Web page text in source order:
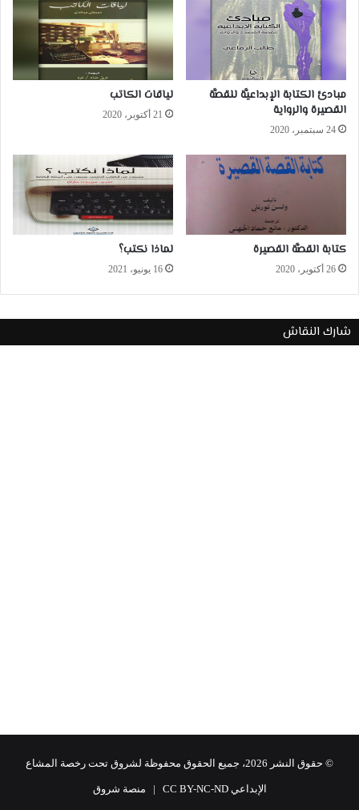
مبادئ الكتابة الإبداعيَّة للقصَّة
القصيرة والرواية
24 سبتمبر، 2020
لياقات الكاتب
21 أكتوبر، 2020
كتابة القصَّة القصيرة
26 أكتوبر، 2020
لماذا نكتب؟
16 يونيو، 2021
شارك النقاش
© حقوق النشر 2026، جميع الحقوق محفوظة لشروق تحت رخصة المشاع
الإبداعي CC BY-NC-ND | منصة شروق